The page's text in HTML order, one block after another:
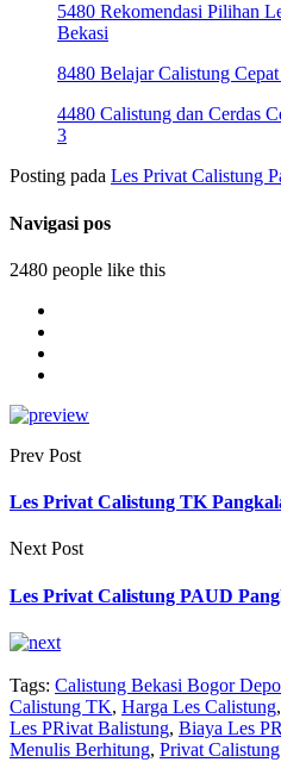
5480 Rekomendasi Pilihan
Bekasi
8480 Belajar Calistung
4480 Calistung dan Cerdas
3
Posting pada Les Privat Calistung
Navigasi pos
2480 people like this
Prev Post
Les Privat Calistung TK
Next Post
Les Privat Calistung PAUD
Tags: Calistung Bekasi Bogor
Calistung TK, Harga Les Calistung,
Les PRivat Balistung, Biaya Les
Menulis Berhitung, Privat